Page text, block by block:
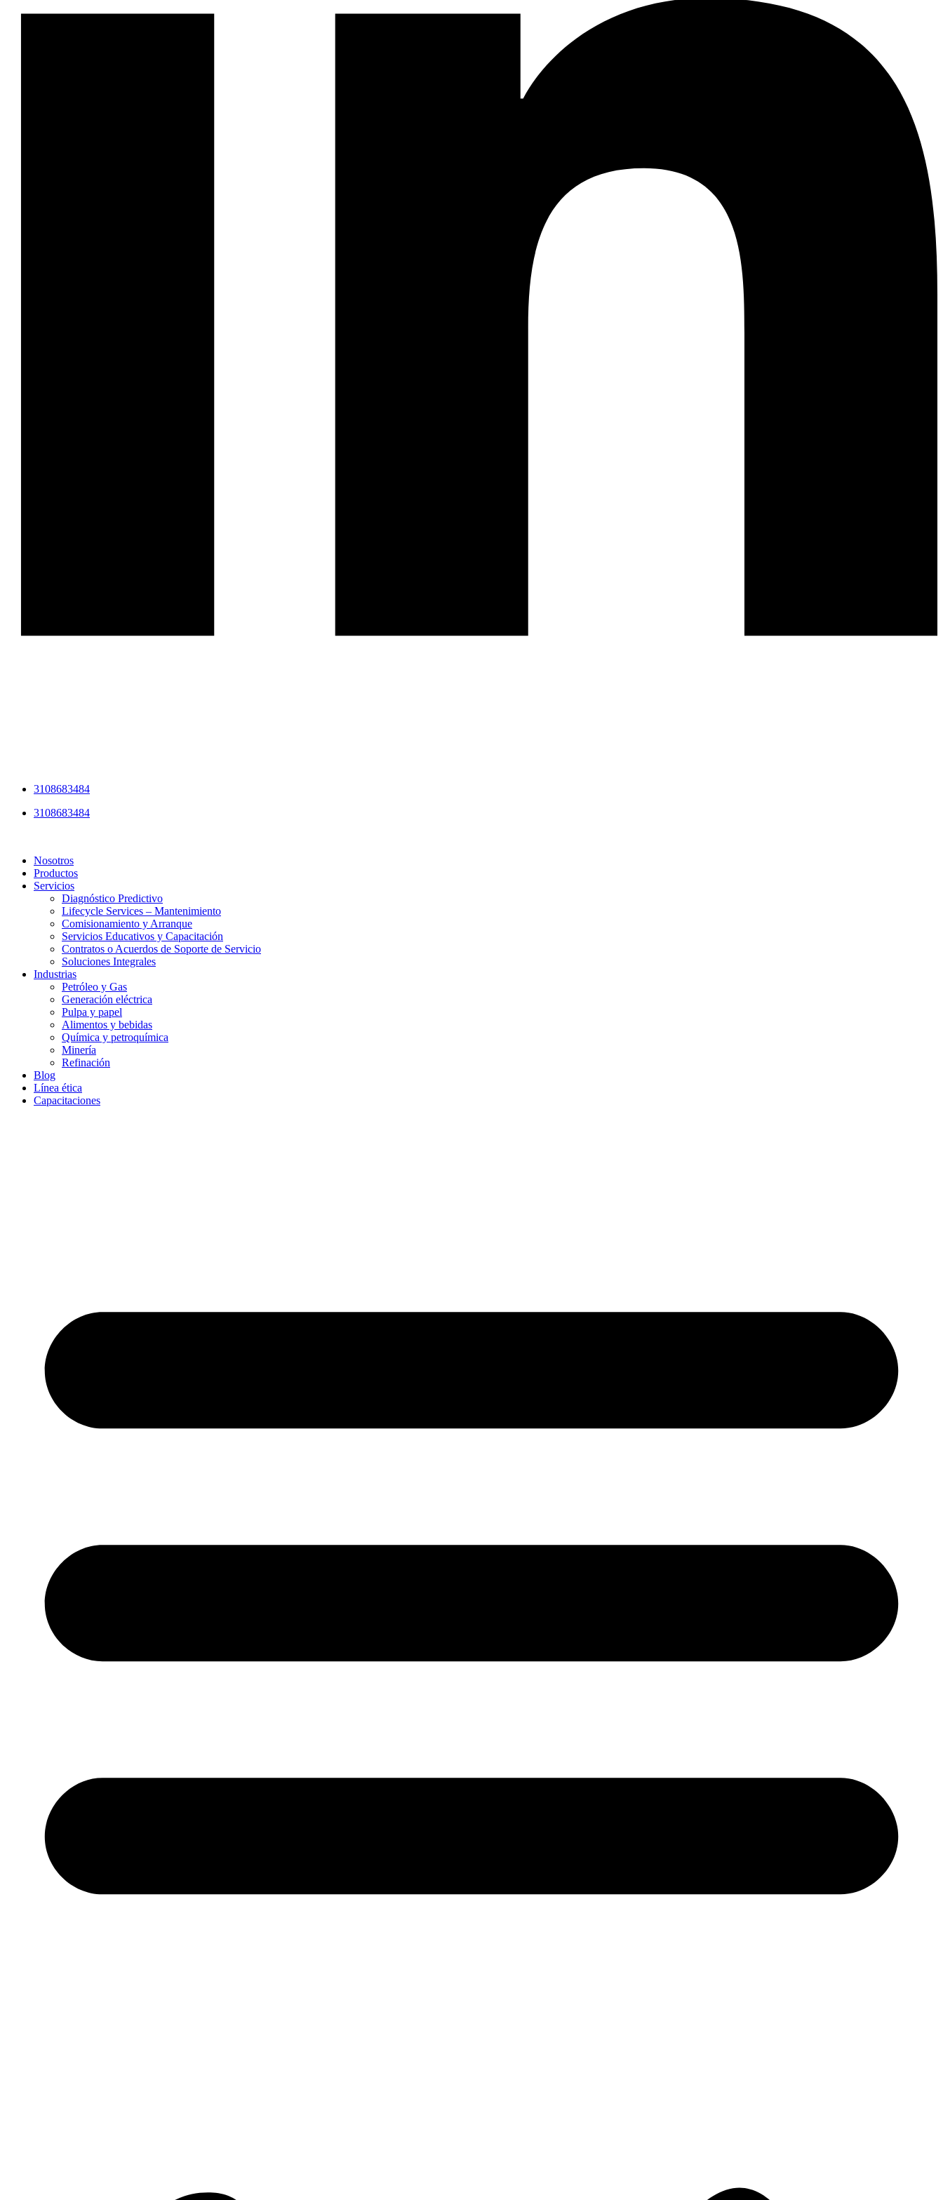
3108683484
3108683484
Nosotros
Productos
Servicios
Diagnóstico Predictivo
Lifecycle Services – Mantenimiento
Comisionamiento y Arranque
Servicios Educativos y Capacitación
Contratos o Acuerdos de Soporte de Servicio
Soluciones Integrales
Industrias
Petróleo y Gas
Generación eléctrica
Pulpa y papel
Alimentos y bebidas
Química y petroquímica
Minería
Refinación
Blog
Línea ética
Capacitaciones